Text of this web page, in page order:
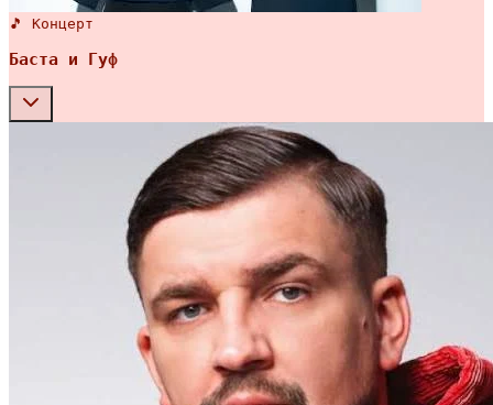
🎵 Концерт
Баста и Гуф